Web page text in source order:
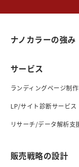
ナノカラーの強み
サービス
ランディングページ制作
LP/サイト診断サービス
リサーチ/データ解析支
販売戦略の設計